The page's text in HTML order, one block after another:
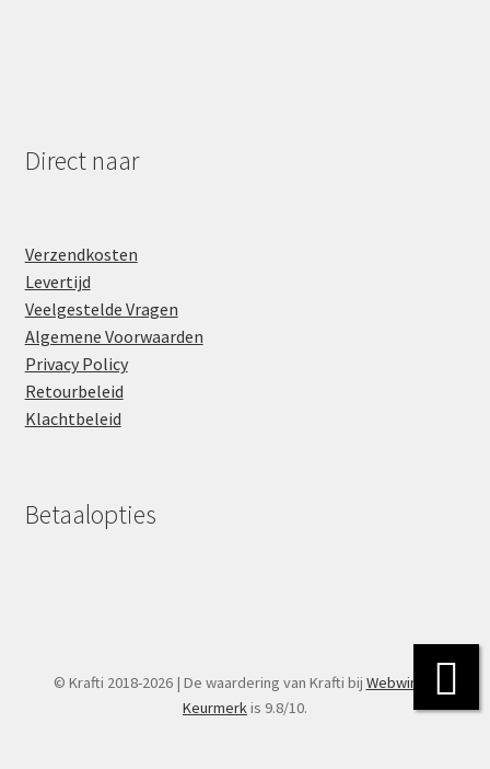
Direct naar
Verzendkosten
Levertijd
Veelgestelde Vragen
Algemene Voorwaarden
Privacy Policy
Retourbeleid
Klachtbeleid
Betaalopties
© Krafti 2018-2026 | De waardering van Krafti bij Webwinkel
Keurmerkis 9.8/10.